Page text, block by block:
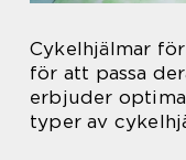
Cykelhjälmar
för att passa
erbjuder
typer av